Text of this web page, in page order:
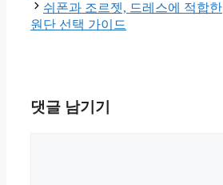
쉬폰과 조르젯, 드레스에 적합한
원단 선택 가이드
댓글 남기기